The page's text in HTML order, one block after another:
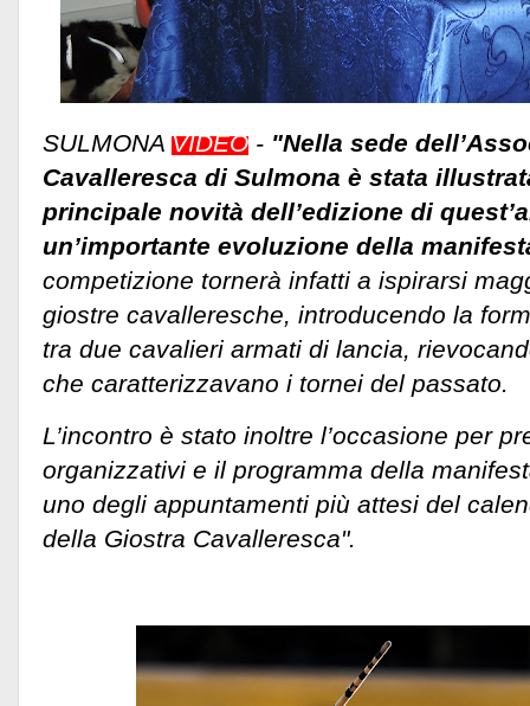
SULMONA VIDEO - "Nella sede
Cavalleresca di Sulmona è stata
principale novità dell’edizione di
un’importante evoluzione della
competizione tornerà infatti a ispirarsi
giostre cavalleresche, introducendo la
tra due cavalieri armati di lancia,
che caratterizzavano i tornei del passato.
L’incontro è stato inoltre l’occasione per
organizzativi e il programma della
uno degli appuntamenti più attesi del
della Giostra Cavalleresca".